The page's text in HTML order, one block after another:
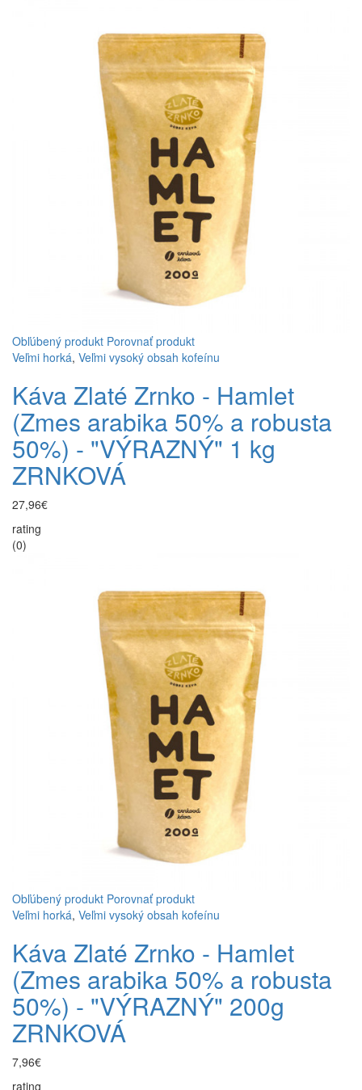
Obľúbený produkt Porovnať produkt
Veľmi horká, Veľmi vysoký obsah kofeínu
Káva Zlaté Zrnko - Hamlet
(Zmes arabika 50% a robusta
50%) - "VÝRAZNÝ" 1 kg
ZRNKOVÁ
27,96€
rating
(0)
Obľúbený produkt Porovnať produkt
Veľmi horká, Veľmi vysoký obsah kofeínu
Káva Zlaté Zrnko - Hamlet
(Zmes arabika 50% a robusta
50%) - "VÝRAZNÝ" 200g
ZRNKOVÁ
7,96€
rating